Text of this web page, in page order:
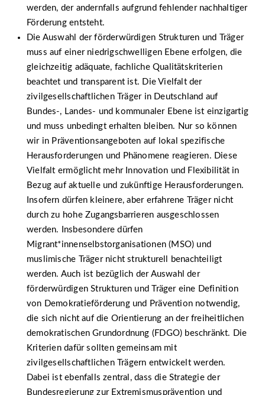
werden, der andernfalls aufgrund fehlender nachhaltiger
Förderung entsteht.
Die Auswahl der förderwürdigen Strukturen und Träger
muss auf einer niedrigschwelligen Ebene erfolgen, die
gleichzeitig adäquate, fachliche Qualitätskriterien
beachtet und transparent ist. Die Vielfalt der
zivilgesellschaftlichen Träger in Deutschland auf
Bundes-, Landes- und kommunaler Ebene ist einzigartig
und muss unbedingt erhalten bleiben. Nur so können
wir in Präventionsangeboten auf lokal spezifische
Herausforderungen und Phänomene reagieren. Diese
Vielfalt ermöglicht mehr Innovation und Flexibilität in
Bezug auf aktuelle und zukünftige Herausforderungen.
Insofern dürfen kleinere, aber erfahrene Träger nicht
durch zu hohe Zugangsbarrieren ausgeschlossen
werden. Insbesondere dürfen
Migrant*innenselbstorganisationen (MSO) und
muslimische Träger nicht strukturell benachteiligt
werden. Auch ist bezüglich der Auswahl der
förderwürdigen Strukturen und Träger eine Definition
von Demokratieförderung und Prävention notwendig,
die sich nicht auf die Orientierung an der freiheitlichen
demokratischen Grundordnung (FDGO) beschränkt. Die
Kriterien dafür sollten gemeinsam mit
zivilgesellschaftlichen Trägern entwickelt werden.
Dabei ist ebenfalls zentral, dass die Strategie der
Bundesregierung zur Extremismusprävention und